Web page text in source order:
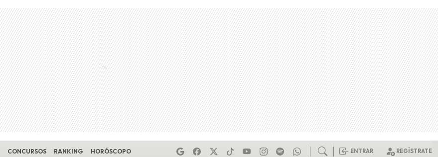
CONCURSOS RANKING HORÓSCOPO ENTRAR REGÍSTRATE